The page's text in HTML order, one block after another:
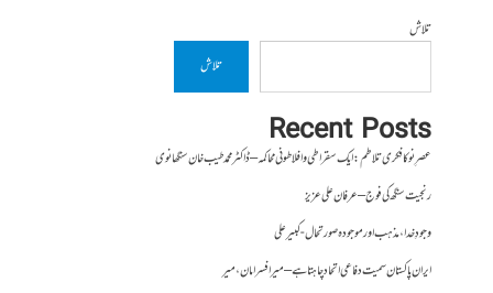
تلاش
تلاش
Recent Posts
عصرِ نو کا فکری تلاطم: ایک سقراطی و افلاطونی محاکمہ – ڈاکٹر محمد طیب خان سنگھانوی
رنجیت سنگھ کی فوج – عرفان علی عزیز
وجودِ خدا، مذہب اور موجودہ صورتحال- کبیر علی
ایران پاکستان سمیت دفاعی اتحاد چاہتا ہے – میر افسر امان،میر